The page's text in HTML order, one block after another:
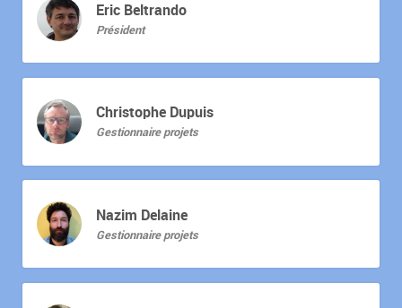
Eric Beltrando
Président
Christophe Dupuis
Gestionnaire projets
Nazim Delaine
Gestionnaire projets